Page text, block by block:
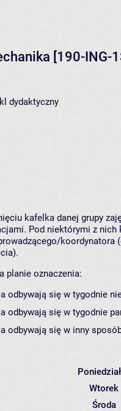
[190-ING-
dydaktyczny
kafelka danej grupy
Pod niektórymi z nich
koordynatora
planie oznaczenia:
odbywają się w tygodnie
odbywają się w tygodnie
odbywają się w inny
Wtorek
Środa